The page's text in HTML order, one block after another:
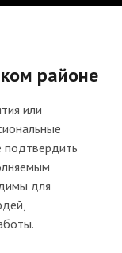
районе
или
подтвердить
для